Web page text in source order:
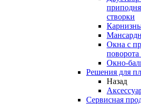
створки
Окна с
поворота
Окно-
Решения для
Назад
Сервисная